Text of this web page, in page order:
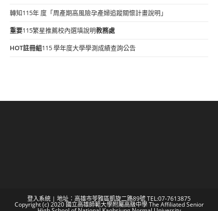
轉知115年 度「周產期高風險孕產婦追蹤關懷計畫說明」
重要115繁星推薦校內選填說明教務處
HOT註冊組115 學年度大學學測成績查詢公告
登入系統 | 地址：高雄市苓雅區凱旋二路89號 TEL:07-7613875
Copyright (c) 2020 國立高雄師範大學附屬高級中學 The Affiliated Senior